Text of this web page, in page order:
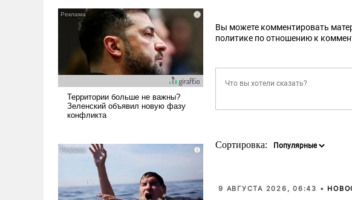
Вы можете комментировать
политике по отношению к
Сортировка:
9 АВГУСТА 2026, 06:43 •